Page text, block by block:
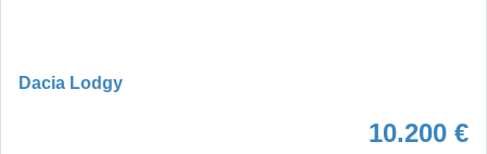
Dacia Lodgy
10.200 €